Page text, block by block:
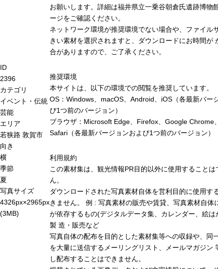
ID
2396
カテゴリ
イベント・伝統
芸能
エリア
若狭路 敦賀市
向き
横
季節
夏
写真サイズ
4326px×2965px
(3MB)
お願いします。詳細は福井県立一乗谷朝倉氏遺跡博物
ージをご確認ください。
ネットワーク環境が推奨環境でない場合や、ファイル
きい素材を選択されますと、ダウンロードにお時間が
合がありますので、ご了承ください。
推奨環境
本サイトは、以下の環境での閲覧を推奨しています。
OS：Windows、macOS、Android、iOS（各最新バー
び1つ前のバージョン）
ブラウザ：Microsoft Edge、Firefox、Google Chrome
Safari（各最新バージョンおよび1つ前のバージョン）
利用規約
この素材集は、観光情報PR目的以外に使用することは
ん。
ダウンロードされた写真素材自体を営利目的に使用す
きません。 例 : 写真素材の販売や賃貸、写真素材自体
が依存するもの(デジタルデータ集、カレンダー、絵は
製 造・販売など
写真自体の配布を目的とした素材集等への収録や、同
を大量に送信するメーリングリスト、メールマガジン
し配布することはできません。